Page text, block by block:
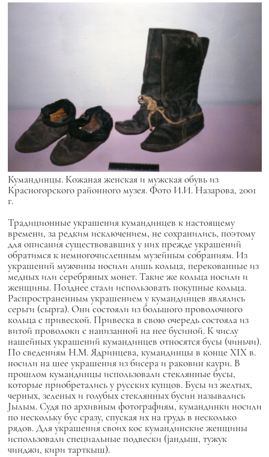
Кумандинцы. Кожаная женская и мужская обувь из
Красногорского районного музея. Фото И.И. Назарова, 2001
г.
Традиционные украшения кумандинцев к настоящему
времени, за редким исключением, не сохранились, поэтому
для описания существовавших у них прежде украшений
обратимся к немногочисленным музейным собраниям. Из
украшений мужчины носили лишь кольца, перекованные из
медных или серебряных монет. Такие же кольца носили и
женщины. Позднее стали использовать покупные кольца.
Распространенным украшением у кумандинцев являлись
серьги (сырга). Они состояли из большого проволочного
кольца с привеской. Привеска в свою очередь состояла из
витой проволоки с нанизанной на нее бусиной. К числу
нашейных украшений кумандинцев относятся бусы (чиньчи).
По сведениям Н.М. Ядринцева, кумандинцы в конце XIX в.
носили на шее украшения из бисера и раковин каури. В
прошлом кумандинцы использовали стеклянные бусы,
которые приобретались у русских купцов. Бусы из желтых,
черных, зеленых и голубых стеклянных бусин назывались
Jылым. Судя по архивным фотографиям, кумандинки носили
по нескольку бус сразу, спуская их на грудь в несколько
рядов. Для украшения своих кос кумандинские женщины
использовали специальные подвески (jандыш, тужук
чинджи, кири тарткыш).